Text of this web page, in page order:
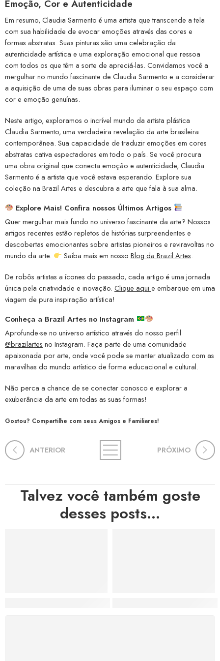
Emoção, Cor e Autenticidade
Em resumo, Claudia Sarmento é uma artista que transcende a tela
com sua habilidade de evocar emoções através das cores e
formas abstratas. Suas pinturas são uma celebração da
autenticidade artística e uma exploração emocional que ressoa
com todos os que têm a sorte de apreciá-las. Convidamos você a
mergulhar no mundo fascinante de Claudia Sarmento e a considerar
a aquisição de uma de suas obras para iluminar o seu espaço com
cor e emoção genuínas.
Neste artigo, exploramos o incrível mundo da artista plástica
Claudia Sarmento, uma verdadeira revelação da arte brasileira
contemporânea. Sua capacidade de traduzir emoções em cores
abstratas cativa espectadores em todo o país. Se você procura
uma obra original que conecta emoção e autenticidade, Claudia
Sarmento é a artista que você estava esperando. Explore sua
coleção na Brazil Artes e descubra a arte que fala à sua alma.
Explore Mais! Confira nossos Últimos Artigos
Quer mergulhar mais fundo no universo fascinante da arte? Nossos
artigos recentes estão repletos de histórias surpreendentes e
descobertas emocionantes sobre artistas pioneiros e reviravoltas no
mundo da arte.
Saiba mais em nosso Blog da Brazil Artes.
De robôs artistas a ícones do passado, cada artigo é uma jornada
única pela criatividade e inovação. Clique aqui e embarque em uma
viagem de pura inspiração artística!
Conheça a Brazil Artes no Instagram
Aprofunde-se no universo artístico através do nosso perfil
@brazilartes no Instagram. Faça parte de uma comunidade
apaixonada por arte, onde você pode se manter atualizado com as
maravilhas do mundo artístico de forma educacional e cultural.
Não perca a chance de se conectar conosco e explorar a
exuberância da arte em todas as suas formas!
Gostou? Compartilhe com seus Amigos e Familiares!
ANTERIOR PRÓXIMO
Talvez você também goste
desses posts...